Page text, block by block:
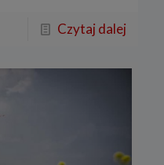
Czytaj dalej